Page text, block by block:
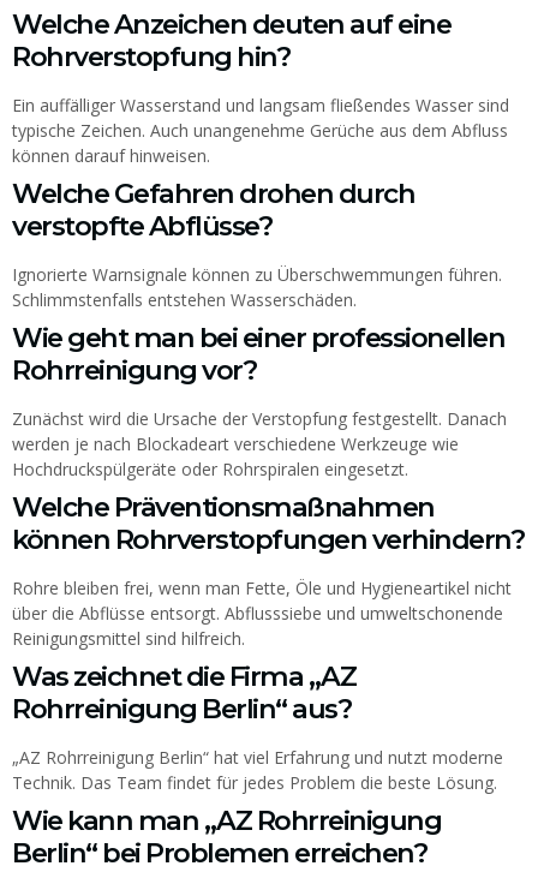
Welche Anzeichen deuten auf eine
Rohrverstopfung hin?
Ein auffälliger Wasserstand und langsam fließendes Wasser sind
typische Zeichen. Auch unangenehme Gerüche aus dem Abfluss
können darauf hinweisen.
Welche Gefahren drohen durch
verstopfte Abflüsse?
Ignorierte Warnsignale können zu Überschwemmungen führen.
Schlimmstenfalls entstehen Wasserschäden.
Wie geht man bei einer professionellen
Rohrreinigung vor?
Zunächst wird die Ursache der Verstopfung festgestellt. Danach
werden je nach Blockadeart verschiedene Werkzeuge wie
Hochdruckspülgeräte oder Rohrspiralen eingesetzt.
Welche Präventionsmaßnahmen
können Rohrverstopfungen verhindern?
Rohre bleiben frei, wenn man Fette, Öle und Hygieneartikel nicht
über die Abflüsse entsorgt. Abflusssiebe und umweltschonende
Reinigungsmittel sind hilfreich.
Was zeichnet die Firma „AZ
Rohrreinigung Berlin“ aus?
„AZ Rohrreinigung Berlin“ hat viel Erfahrung und nutzt moderne
Technik. Das Team findet für jedes Problem die beste Lösung.
Wie kann man „AZ Rohrreinigung
Berlin“ bei Problemen erreichen?